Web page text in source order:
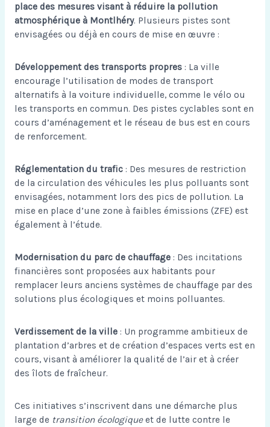
place des mesures visant à réduire la pollution
atmosphérique à Montlhéry. Plusieurs pistes sont
envisagées ou déjà en cours de mise en œuvre :
Développement des transports propres: La ville
encourage l’utilisation de modes de transport
alternatifs à la voiture individuelle, comme le vélo ou
les transports en commun. Des pistes cyclables sont en
cours d’aménagement et le réseau de bus est en cours
de renforcement.
Réglementation du trafic: Des mesures de restriction
de la circulation des véhicules les plus polluants sont
envisagées, notamment lors des pics de pollution. La
mise en place d’une zone à faibles émissions (ZFE) est
également à l’étude.
Modernisation du parc de chauffage: Des incitations
financières sont proposées aux habitants pour
remplacer leurs anciens systèmes de chauffage par des
solutions plus écologiques et moins polluantes.
Verdissement de la ville: Un programme ambitieux de
plantation d’arbres et de création d’espaces verts est en
cours, visant à améliorer la qualité de l’air et à créer
des îlots de fraîcheur.
Ces initiatives s’inscrivent dans une démarche plus
large de transition écologiqueet de lutte contre le